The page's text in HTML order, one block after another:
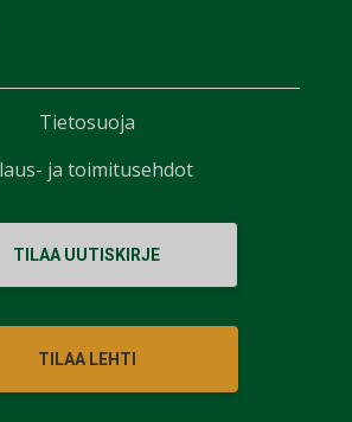
TILAA UUTISKIRJE
TILAA LEHTI
Tietosuoja
ja toimitusehdot